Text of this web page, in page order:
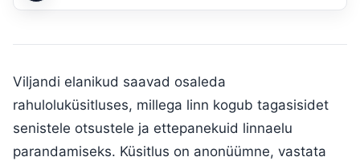
Viljandi elanikud saavad osaleda
rahuloluküsitluses, millega linn kogub tagasisidet
senistele otsustele ja ettepanekuid linnaelu
parandamiseks. Küsitlus on anonüümne, vastata